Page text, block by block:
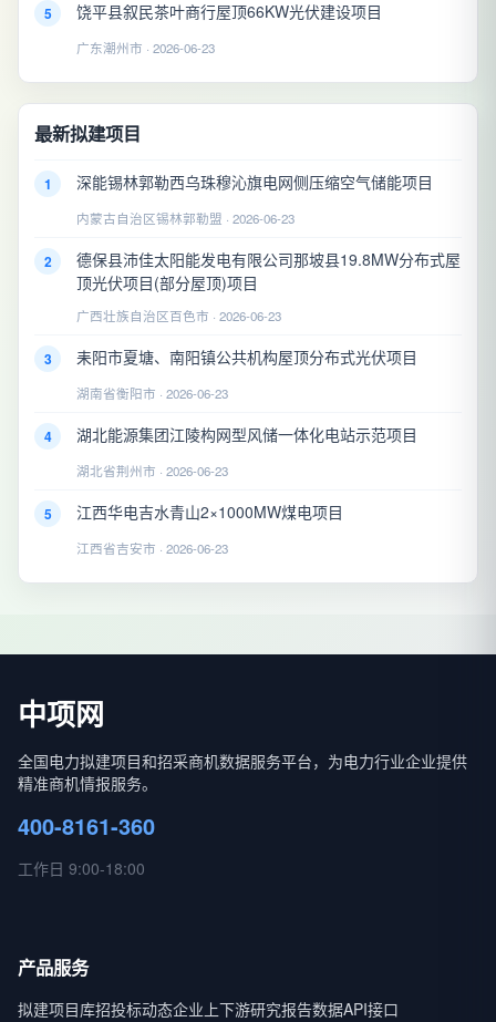
5 饶平县叙民茶叶商行屋顶66KW光伏建设项目
广东潮州市 · 2026-06-23
最新拟建项目
1 深能锡林郭勒西乌珠穆沁旗电网侧压缩空气储能项目
内蒙古自治区锡林郭勒盟 · 2026-06-23
2
德保县沛佳太阳能发电有限公司那坡县19.8MW分布式屋
顶光伏项目(部分屋顶)项目
广西壮族自治区百色市 · 2026-06-23
3 耒阳市夏塘、南阳镇公共机构屋顶分布式光伏项目
湖南省衡阳市 · 2026-06-23
4 湖北能源集团江陵构网型风储一体化电站示范项目
湖北省荆州市 · 2026-06-23
5 江西华电吉水青山2×1000MW煤电项目
江西省吉安市 · 2026-06-23
中项网
全国电力拟建项目和招采商机数据服务平台，为电力行业企业提供
精准商机情报服务。
400-8161-360
工作日 9:00-18:00
产品服务
拟建项目库招投标动态企业上下游研究报告数据API接口